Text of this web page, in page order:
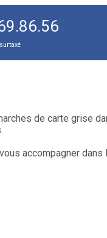
de carte grise
accompagner